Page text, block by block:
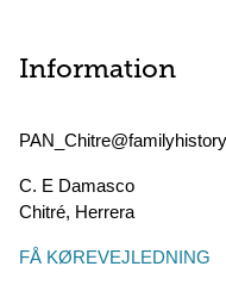
Information
C. E Damasco
Chitré, Herrera
FÅ KØREVEJLEDNING